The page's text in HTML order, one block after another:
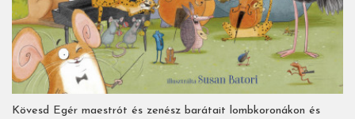
Kövesd Egér maestrót és zenész barátait lombkoronákon és